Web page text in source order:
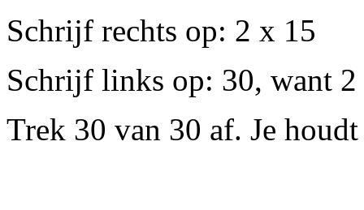
Schrijf rechts op: 2 x 15
Schrijf links op: 30, want
Trek 30 van 30 af. Je